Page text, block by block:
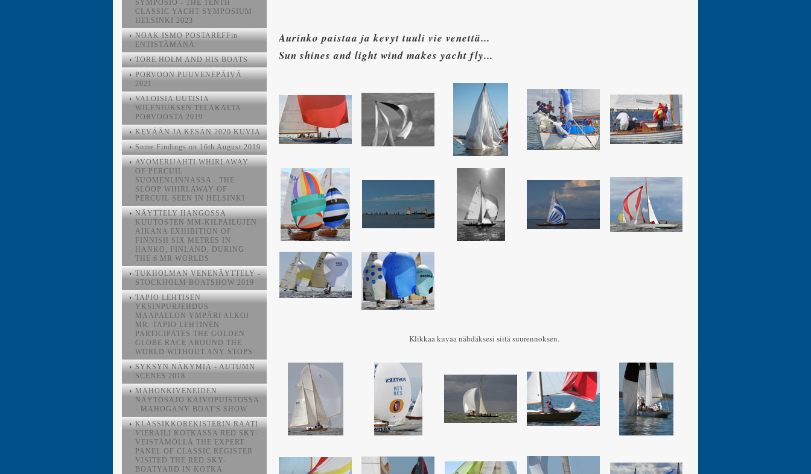
Aurinko paistaa ja kevyt tuuli vie venettä...
Sun shines and light wind makes yacht fly...
Klikkaa kuvaa nähdäksesi siitä suurennoksen.
SYMPOSIO - THE TENTH
CLASSIC YACHT SYMPOSIUM
HELSINKI 2023
NOAK ISMO POSTAREFFin
ENTISTÄMÄNÄ
TORE HOLM AND HIS BOATS
PORVOON PUUVENEPÄIVÄ
2021
VALOISIA UUTISIA
WILENIUKSEN TELAKALTA
PORVOOSTA 2019
KEVÄÄN JA KESÄN 2020 KUVIA
Some Findings on 16th August 2019
AVOMERIJAHTI WHIRLAWAY
OF PERCUIL
SUOMENLINNASSA - THE
SLOOP WHIRLAWAY OF
PERCUIL SEEN IN HELSINKI
NÄYTTELY HANGOSSA
KUUTOSTEN MM-KILPAILUJEN
AIKANA EXHIBITION OF
FINNISH SIX METRES IN
HANKO, FINLAND, DURING
THE 6 MR WORLDS
TUKHOLMAN VENENÄYTTELY -
STOCKHOLM BOATSHOW 2019
TAPIO LEHTISEN
YKSINPURJEHDUS
MAAPALLON YMPÄRI ALKOI
MR. TAPIO LEHTINEN
PARTICIPATES THE GOLDEN
GLOBE RACE AROUND THE
WORLD WITHOUT ANY STOPS
SYKSYN NÄKYMIÄ - AUTUMN
SCENES 2018
MAHONKIVENEIDEN
NÄYTÖSAJO KAIVOPUISTOSSA
- MAHOGANY BOAT'S SHOW
KLASSIKKOREKISTERIN RAATI
VIERAILI KOTKASSA RED SKY-
VEISTÄMÖLLÄ THE EXPERT
PANEL OF CLASSIC REGISTER
VISITED THE RED SKY-
BOATYARD IN KOTKA